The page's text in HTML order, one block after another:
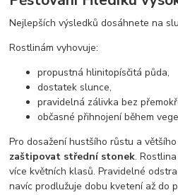
Nejlepších výsledků dosáhnete na
Rostlinám vyhovuje:
propustná hlinitopísčitá půda,
dostatek slunce,
pravidelná zálivka bez
občasné přihnojení během
Pro dosažení hustšího růstu a
zaštipovat střední stonek.
více květních klasů. Pravidelné
navíc prodlužuje dobu kvetení až do